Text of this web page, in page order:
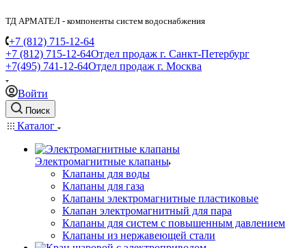
ТД АРМАТЕЛ - компоненты систем водоснабжения
+7 (812) 715-12-64
+7 (812) 715-12-64Отдел продаж г. Санкт-Петербург
+7(495) 741-12-64Отдел продаж г. Москва
Войти
Поиск
Каталог
Электромагнитные клапаны
Клапаны для воды
Клапаны для газа
Клапаны электромагнитные пластиковые
Клапан электромагнитный для пара
Клапаны для систем с повышенным давлением
Клапаны из нержавеющей стали